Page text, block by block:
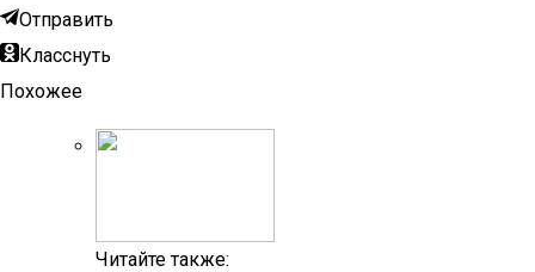
Отправить
Класснуть
Похожее
Читайте также: